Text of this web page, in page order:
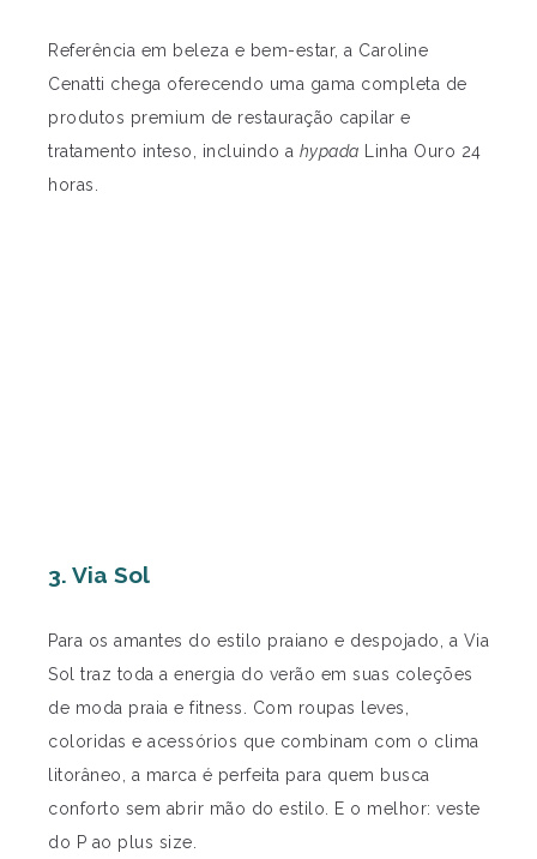
Referência em beleza e bem-estar, a Caroline
Cenatti chega oferecendo uma gama completa de
produtos premium de restauração capilar e
tratamento inteso, incluindo a hypada Linha Ouro 24
horas.
3. Via Sol
Para os amantes do estilo praiano e despojado, a Via
Sol traz toda a energia do verão em suas coleções
de moda praia e fitness. Com roupas leves,
coloridas e acessórios que combinam com o clima
litorâneo, a marca é perfeita para quem busca
conforto sem abrir mão do estilo. E o melhor: veste
do P ao plus size.